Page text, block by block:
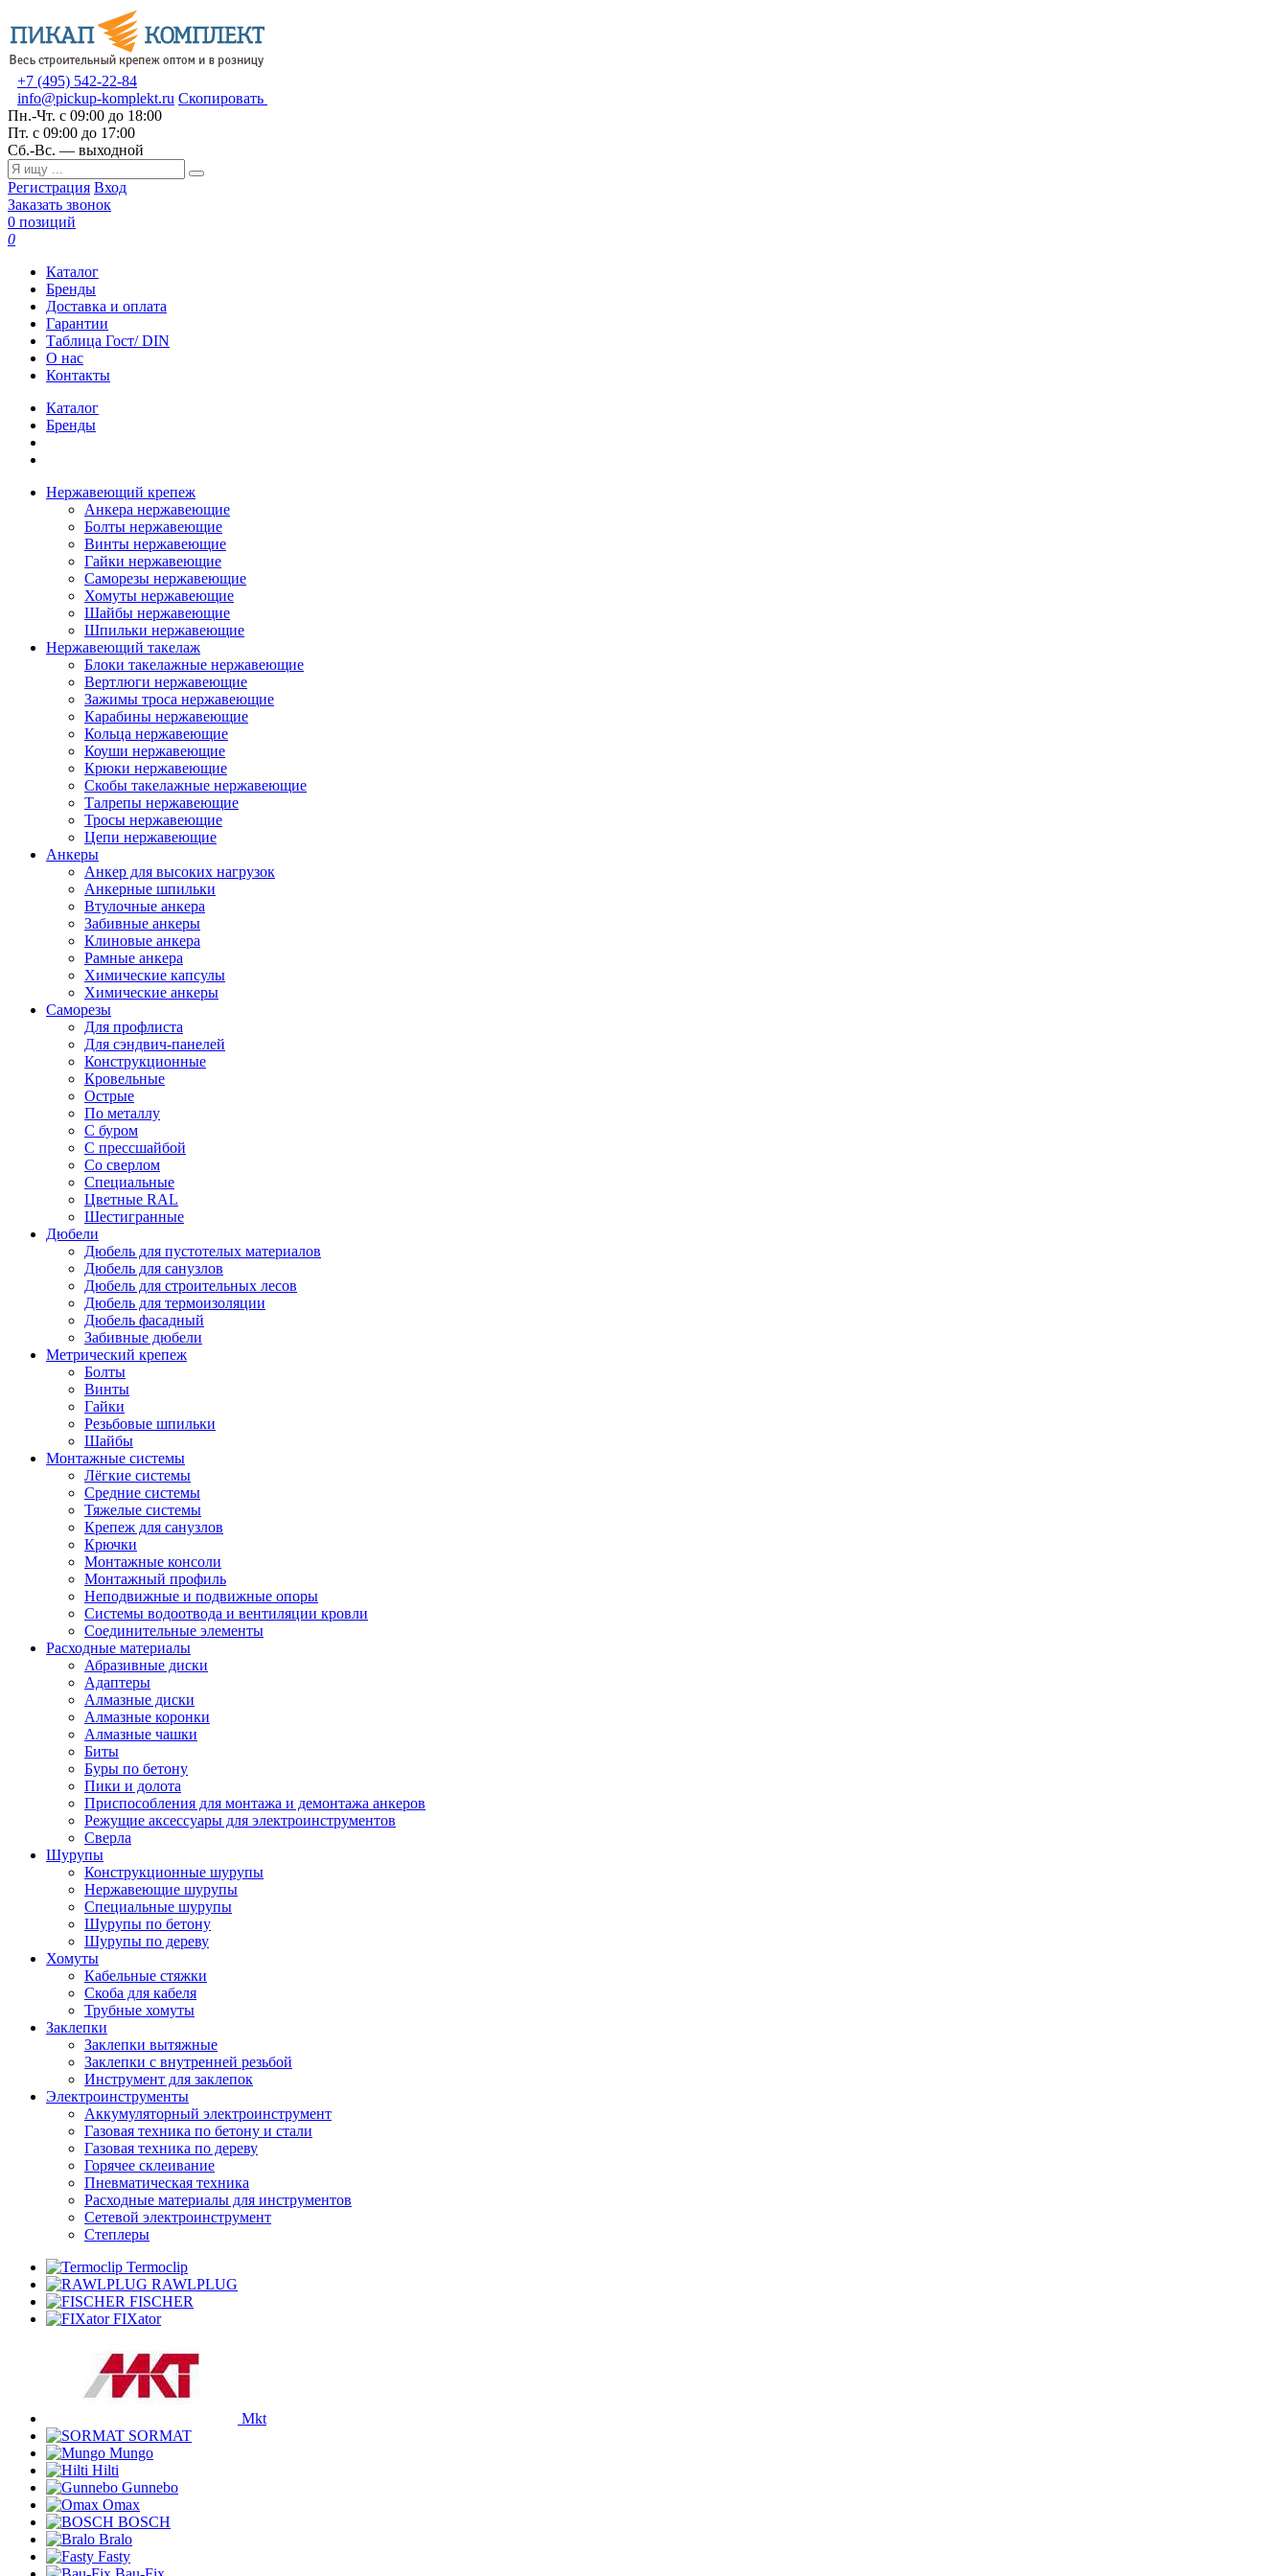
+7 (495) 542-22-84
info@pickup-komplekt.ru Скопировать
Пн.-Чт. с 09:00 до 18:00
Пт. с 09:00 до 17:00
Сб.-Вс. — выходной
Регистрация Вход
Заказать звонок
0 позиций
0
Каталог
Бренды
Доставка и оплата
Гарантии
Таблица Гост/ DIN
О нас
Контакты
Каталог
Бренды
Нержавеющий крепеж
Анкера нержавеющие
Болты нержавеющие
Винты нержавеющие
Гайки нержавеющие
Саморезы нержавеющие
Хомуты нержавеющие
Шайбы нержавеющие
Шпильки нержавеющие
Нержавеющий такелаж
Блоки такелажные нержавеющие
Вертлюги нержавеющие
Зажимы троса нержавеющие
Карабины нержавеющие
Кольца нержавеющие
Коуши нержавеющие
Крюки нержавеющие
Скобы такелажные нержавеющие
Талрепы нержавеющие
Тросы нержавеющие
Цепи нержавеющие
Анкеры
Анкер для высоких нагрузок
Анкерные шпильки
Втулочные анкера
Забивные анкеры
Клиновые анкера
Рамные анкера
Химические капсулы
Химические анкеры
Саморезы
Для профлиста
Для сэндвич-панелей
Конструкционные
Кровельные
Острые
По металлу
С буром
С прессшайбой
Со сверлом
Специальные
Цветные RAL
Шестигранные
Дюбели
Дюбель для пустотелых материалов
Дюбель для санузлов
Дюбель для строительных лесов
Дюбель для термоизоляции
Дюбель фасадный
Забивные дюбели
Метрический крепеж
Болты
Винты
Гайки
Резьбовые шпильки
Шайбы
Монтажные системы
Лёгкие системы
Средние системы
Тяжелые системы
Крепеж для санузлов
Крючки
Монтажные консоли
Монтажный профиль
Неподвижные и подвижные опоры
Системы водоотвода и вентиляции кровли
Соединительные элементы
Расходные материалы
Абразивные диски
Адаптеры
Алмазные диски
Алмазные коронки
Алмазные чашки
Биты
Буры по бетону
Пики и долота
Приспособления для монтажа и демонтажа анкеров
Режущие аксессуары для электроинструментов
Сверла
Шурупы
Конструкционные шурупы
Нержавеющие шурупы
Специальные шурупы
Шурупы по бетону
Шурупы по дереву
Хомуты
Кабельные стяжки
Скоба для кабеля
Трубные хомуты
Заклепки
Заклепки вытяжные
Заклепки с внутренней резьбой
Инструмент для заклепок
Электроинструменты
Аккумуляторный электроинструмент
Газовая техника по бетону и стали
Газовая техника по дереву
Горячее склеивание
Пневматическая техника
Расходные материалы для инструментов
Сетевой электроинструмент
Степлеры
Termoclip
RAWLPLUG
FISCHER
FIXator
Mkt
SORMAT
Mungo
Hilti
Gunnebo
Omax
BOSCH
Bralo
Fasty